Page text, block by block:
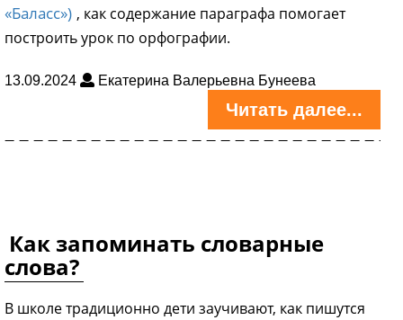
«Баласс») , как содержание параграфа помогает
построить урок по орфографии.
13.09.2024 Екатерина Валерьевна Бунеева
Читать далее...
Как запоминать словарные
слова?
В школе традиционно дети заучивают, как пишутся